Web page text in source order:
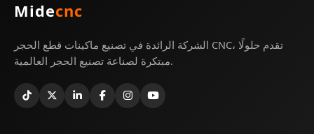
Midecnc
الشركة الرائدة في تصنيع ماكينات قطع الحجر CNC، تقدم حلولًا
مبتكرة لصناعة تصنيع الحجر العالمية.